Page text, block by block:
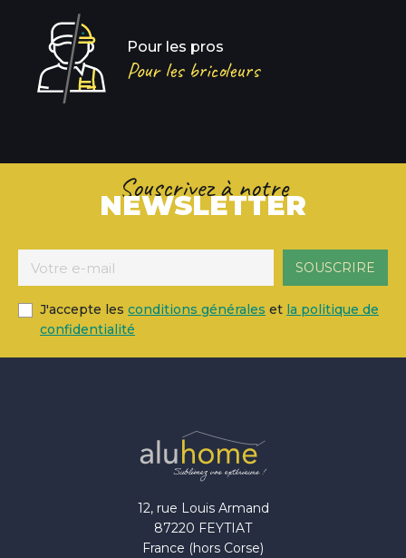
Pour les pros
Pour les bricoleurs
Souscrivez à notre
NEWSLETTER
J'accepte les conditions générales et la politique de
confidentialité
12, rue Louis Armand
87220 FEYTIAT
France (hors Corse)